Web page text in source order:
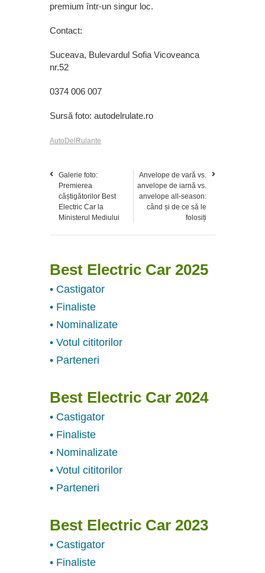
premium într-un singur loc.
Contact:
Suceava, Bulevardul Sofia Vicoveanca
nr.52
0374 006 007
Sursă foto: autodelrulate.ro
AutoDelRulante
Galerie foto:
Premierea
câștigătorilor Best
Electric Car la
Ministerul Mediului
Anvelope de vară vs.
anvelope de iarnă vs.
anvelope all-season:
când și de ce să le
folosiți
Best Electric Car 2025
• Castigator
• Finaliste
• Nominalizate
• Votul cititorilor
• Parteneri
Best Electric Car 2024
• Castigator
• Finaliste
• Nominalizate
• Votul cititorilor
• Parteneri
Best Electric Car 2023
• Castigator
• Finaliste